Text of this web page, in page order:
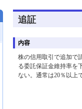
追証
内容
株の信用取引で追加で
る委託保証金維持率を
ない。通常は20％以上